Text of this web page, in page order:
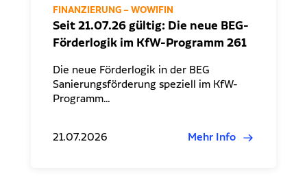
FINANZIERUNG – WOWIFIN
Seit 21.07.26 gültig: Die neue BEG-
Förderlogik im KfW-Programm 261
Die neue Förderlogik in der BEG
Sanierungsförderung speziell im KfW-
Programm…
21.07.2026 Mehr Info